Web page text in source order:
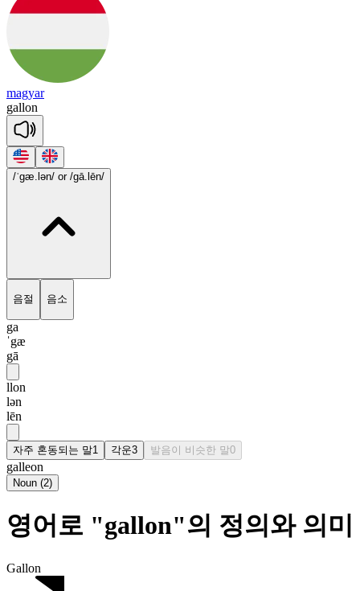
magyar
gallon
/ˈgæ.lən/ or /gā.lēn/
음절 음소
ga
ˈgæ
gā
llon
lən
lēn
자주 혼동되는 말1 각운3 발음이 비슷한 말0
galleon
Noun (2)
영어로 "gallon"의 정의와 의미
Gallon